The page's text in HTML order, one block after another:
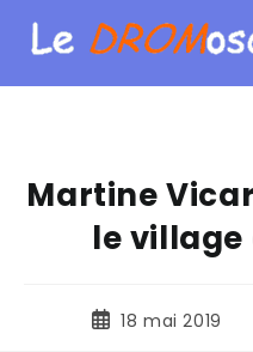
Martine
le village
18 mai 2019